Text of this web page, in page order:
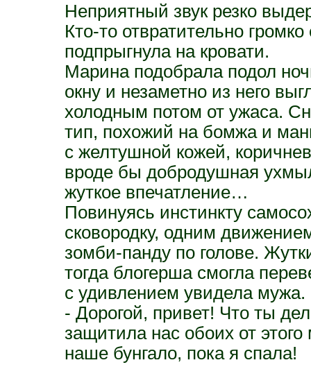
Неприятный звук резко
Кто-то отвратительно
подпрыгнула на кровати.
Марина подобрала подол
окну и незаметно из него
холодным потом от ужаса.
тип, похожий на бомжа и
с желтушной кожей,
вроде бы добродушная
жуткое впечатление…
Повинуясь инстинкту
сковородку, одним
зомби-панду по голове.
тогда блогерша смогла
с удивлением увидела мужа.
- Дорогой, привет! Что ты
защитила нас обоих от
наше бунгало, пока я спала!